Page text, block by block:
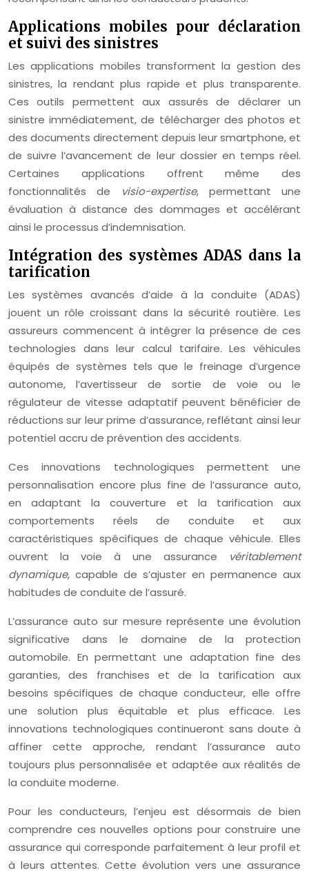
Applications mobiles pour déclaration
et suivi des sinistres
Les applications mobiles transforment la gestion des
sinistres, la rendant plus rapide et plus transparente.
Ces outils permettent aux assurés de déclarer un
sinistre immédiatement, de télécharger des photos et
des documents directement depuis leur smartphone, et
de suivre l’avancement de leur dossier en temps réel.
Certaines applications offrent même des
fonctionnalités de
visio-expertise, permettant une
évaluation à distance des dommages et accélérant
ainsi le processus d’indemnisation.
Intégration des systèmes ADAS dans la
tarification
Les systèmes avancés d’aide à la conduite (ADAS)
jouent un rôle croissant dans la sécurité routière. Les
assureurs commencent à intégrer la présence de ces
technologies dans leur calcul tarifaire. Les véhicules
équipés de systèmes tels que le freinage d’urgence
autonome, l’avertisseur de sortie de voie ou le
régulateur de vitesse adaptatif peuvent bénéficier de
réductions sur leur prime d’assurance, reflétant ainsi leur
potentiel accru de prévention des accidents.
Ces innovations technologiques permettent une
personnalisation encore plus fine de l’assurance auto,
en adaptant la couverture et la tarification aux
comportements réels de conduite et aux
caractéristiques spécifiques de chaque véhicule. Elles
ouvrent la voie à une assurance véritablement
dynamique, capable de s’ajuster en permanence aux
habitudes de conduite de l’assuré.
L’assurance auto sur mesure représente une évolution
significative dans le domaine de la protection
automobile. En permettant une adaptation fine des
garanties, des franchises et de la tarification aux
besoins spécifiques de chaque conducteur, elle offre
une solution plus équitable et plus efficace. Les
innovations technologiques continueront sans doute à
affiner cette approche, rendant l’assurance auto
toujours plus personnalisée et adaptée aux réalités de
la conduite moderne.
Pour les conducteurs, l’enjeu est désormais de bien
comprendre ces nouvelles options pour construire une
assurance qui corresponde parfaitement à leur profil et
à leurs attentes. Cette évolution vers une assurance